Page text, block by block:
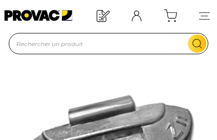
Offre de bienvenue : 20€ offerts !
En savoir plus